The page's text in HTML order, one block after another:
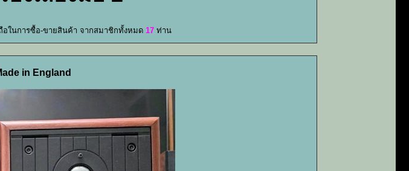
อในการซื้อ-ขายสินค้า จากสมาชิกทั้งหมด 17ท่าน
in England